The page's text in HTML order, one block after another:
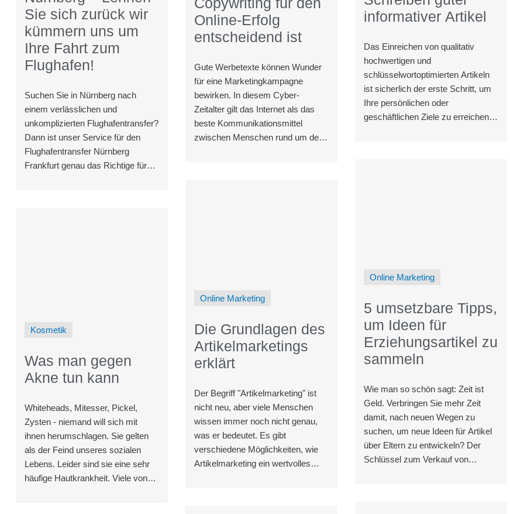
Sie sich zurück wir
kümmern uns um
Ihre Fahrt zum
Flughafen!
Suchen Sie in Nürnberg nach
einem verlässlichen und
unkomplizierten Flughafentransfer?
Dann ist unser Service für den
Flughafentransfer Nürnberg
Frankfurt genau das Richtige für
Kosmetik
Was man gegen
Akne tun kann
Whiteheads, Mitesser, Pickel,
Zysten - niemand will sich mit
ihnen herumschlagen. Sie gelten
als der Feind unseres sozialen
Lebens. Leider sind sie eine sehr
häufige Hautkrankheit. Viele von
Online-Erfolg
entscheidend ist
Gute Werbetexte können Wunder
für eine Marketingkampagne
bewirken. In diesem Cyber-
Zeitalter gilt das Internet als das
beste Kommunikationsmittel
zwischen Menschen rund um den
Online Marketing
Die Grundlagen des
Artikelmarketings
erklärt
Der Begriff "Artikelmarketing" ist
nicht neu, aber viele Menschen
wissen immer noch nicht genau,
was er bedeutet. Es gibt
verschiedene Möglichkeiten, wie
Artikelmarketing ein wertvolles
informativer Artikel
Das Einreichen von qualitativ
hochwertigen und
schlüsselwortoptimierten Artikeln
ist sicherlich der erste Schritt, um
Ihre persönlichen oder
geschäftlichen Ziele zu erreichen.
Online Marketing
5 umsetzbare Tipps,
um Ideen für
Erziehungsartikel zu
sammeln
Wie man so schön sagt: Zeit ist
Geld. Verbringen Sie mehr Zeit
damit, nach neuen Wegen zu
suchen, um neue Ideen für Artikel
über Eltern zu entwickeln? Der
Schlüssel zum Verkauf von